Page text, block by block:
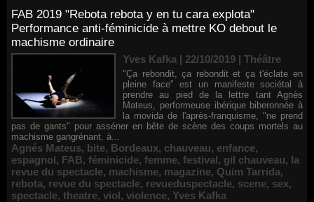
FAB 2019 "Rebota rebota y en tu cara explota"
Performance anti-féminicide à mettre KO debout le
machisme ordinaire
Yves Kafka | 22/10/2019 | Théâtre
"Ça rebondit, ça rebondit et ça t'éclate en
pleine face" est un manifeste sociétal à
prendre au pied de la lettre tant Agnès
Mateus, performeuse ibérique biberonnée à
la movida de l'après-franquisme, "ne prend
pas de gants" pour asséner en bête de scène des coups mortels au
machisme gangrénant, à...
Agnés Mateus, bite, Bordeaux, chauveau, enfance,
espagnol, FAB, féminicide, femme, festival, gil chauveau, la
revue du spectacle, machisme, magazine, Quim Tarrida,
rebota, revue du spectacle, revueduspectacle, scene, sex,
spectacle, theatre, viol, violence, Yves Kafka